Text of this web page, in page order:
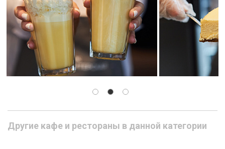
Другие кафе и рестораны в данной категории